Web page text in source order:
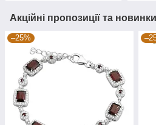
Акційні пропозиції та новинки
–25%